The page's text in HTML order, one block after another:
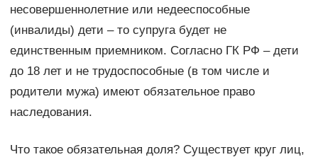
несовершеннолетние или недееспособные
(инвалиды) дети – то супруга будет не
единственным приемником. Согласно ГК РФ – дети
до 18 лет и не трудоспособные (в том числе и
родители мужа) имеют обязательное право
наследования.
Что такое обязательная доля? Существует круг лиц,